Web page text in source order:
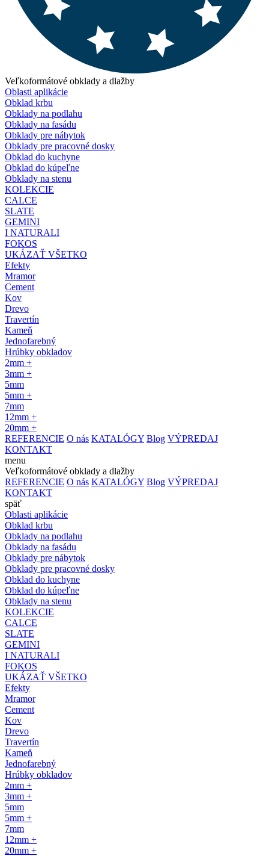
Veľkoformátové obklady a dlažby
Oblasti aplikácie
Obklad krbu
Obklady na podlahu
Obklady na fasádu
Obklady pre nábytok
Obklady pre pracovné dosky
Obklad do kuchyne
Obklad do kúpeľne
Obklady na stenu
KOLEKCIE
CALCE
SLATE
GEMINI
I NATURALI
FOKOS
UKÁZAŤ VŠETKO
Efekty
Mramor
Cement
Kov
Drevo
Travertín
Kameň
Jednofarebný
Hrúbky obkladov
2mm +
3mm +
5mm
5mm +
7mm
12mm +
20mm +
REFERENCIE O nás KATALÓGY Blog VÝPREDAJ
KONTAKT
menu
Veľkoformátové obklady a dlažby
REFERENCIE O nás KATALÓGY Blog VÝPREDAJ
KONTAKT
späť
Oblasti aplikácie
Obklad krbu
Obklady na podlahu
Obklady na fasádu
Obklady pre nábytok
Obklady pre pracovné dosky
Obklad do kuchyne
Obklad do kúpeľne
Obklady na stenu
KOLEKCIE
CALCE
SLATE
GEMINI
I NATURALI
FOKOS
UKÁZAŤ VŠETKO
Efekty
Mramor
Cement
Kov
Drevo
Travertín
Kameň
Jednofarebný
Hrúbky obkladov
2mm +
3mm +
5mm
5mm +
7mm
12mm +
20mm +